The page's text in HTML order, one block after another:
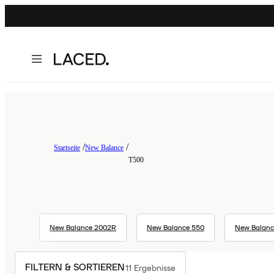
Startseite New Balance
T500
New Balance 2002R New Balance 550 New
FILTERN & SORTIEREN11 Ergebnisse